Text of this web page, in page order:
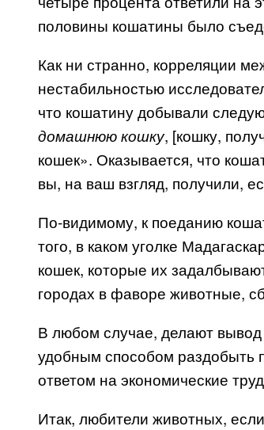
половины кошатины было
Как ни странно, корреляции
нестабильностью
что кошатину добывали
домашнюю кошку, [кошку,
кошек». Оказывается, что
вы, на ваш взгляд, получили,
По-видимому, к поеданию
того, в каком уголке
кошек, которые их
городах в фаворе животные,
В любом случае, делают
удобным способом раздобыть
ответом на экономические
Итак, любители животных,